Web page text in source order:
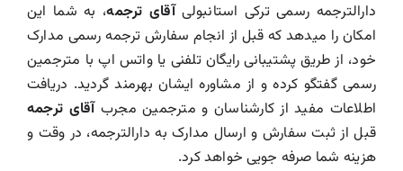
دارالترجمه رسمی ترکی استانبولیآقای ترجمه، به شما این
امکان را میدهد که قبل از انجام سفارش ترجمه رسمی مدارک
خود، از طریق پشتیبانی رایگان تلفنی یا واتس اپ با مترجمین
رسمی گفتگو کرده و از مشاوره ایشان بهرمند گردید. دریافت
اطلاعات مفید از کارشناسان و مترجمین مجربآقای ترجمه
قبل از ثبت سفارش و ارسال مدارک به دارالترجمه، در وقت و
هزینه شما صرفه جویی خواهد کرد.